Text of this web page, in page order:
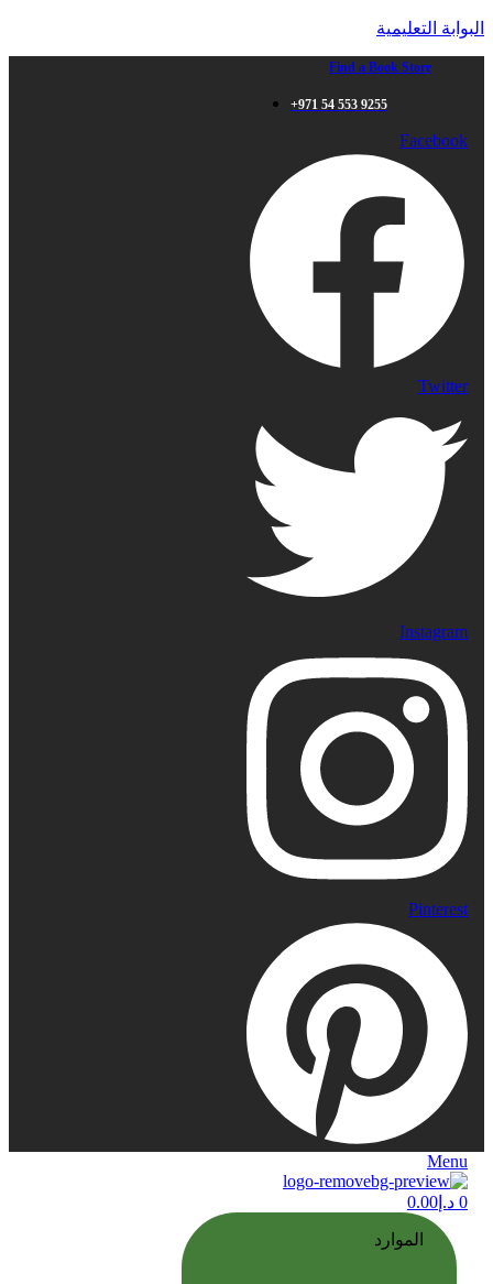
البوابة التعليمية
Find a Book Store
+971 54 553 9255
Facebook
Twitter
Instagram
Pinterest
Menu
0 د.إ 0.00
الموارد